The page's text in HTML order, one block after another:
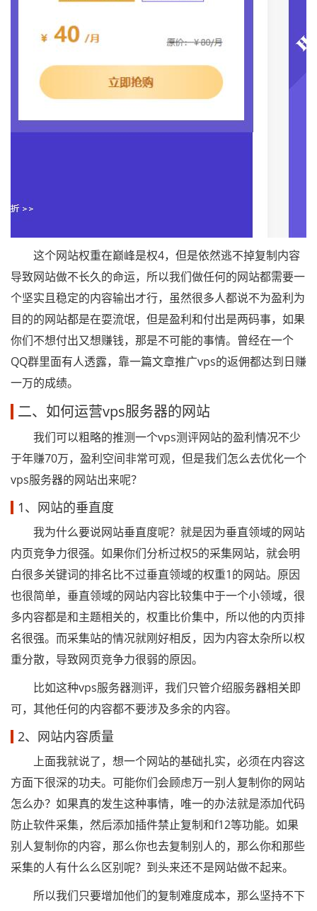
这个网站权重在巅峰是权4，但是依然逃不掉复制内容
导致网站做不长久的命运，所以我们做任何的网站都需要一
个坚实且稳定的内容输出才行，虽然很多人都说不为盈利为
目的的网站都是在耍流氓，但是盈利和付出是两码事，如果
你们不想付出又想赚钱，那是不可能的事情。曾经在一个
QQ群里面有人透露，靠一篇文章推广vps的返佣都达到日赚
一万的成绩。
二、如何运营vps服务器的网站
我们可以粗略的推测一个vps测评网站的盈利情况不少
于年赚70万，盈利空间非常可观，但是我们怎么去优化一个
vps服务器的网站出来呢？
1、网站的垂直度
我为什么要说网站垂直度呢？就是因为垂直领域的网站
内页竞争力很强。如果你们分析过权5的采集网站，就会明
白很多关键词的排名比不过垂直领域的权重1的网站。原因
也很简单，垂直领域的网站内容比较集中于一个小领域，很
多内容都是和主题相关的，权重比价集中，所以他的内页排
名很强。而采集站的情况就刚好相反，因为内容太杂所以权
重分散，导致网页竞争力很弱的原因。
比如这种vps服务器测评，我们只管介绍服务器相关即
可，其他任何的内容都不要涉及多余的内容。
2、网站内容质量
上面我就说了，想一个网站的基础扎实，必须在内容这
方面下很深的功夫。可能你们会顾虑万一别人复制你的网站
怎么办？如果真的发生这种事情，唯一的办法就是添加代码
防止软件采集，然后添加插件禁止复制和f12等功能。如果
别人复制你的内容，那么你也去复制别人的，那么你和那些
采集的人有什么么区别呢？到头来还不是网站做不起来。
所以我们只要增加他们的复制难度成本，那么坚持不下